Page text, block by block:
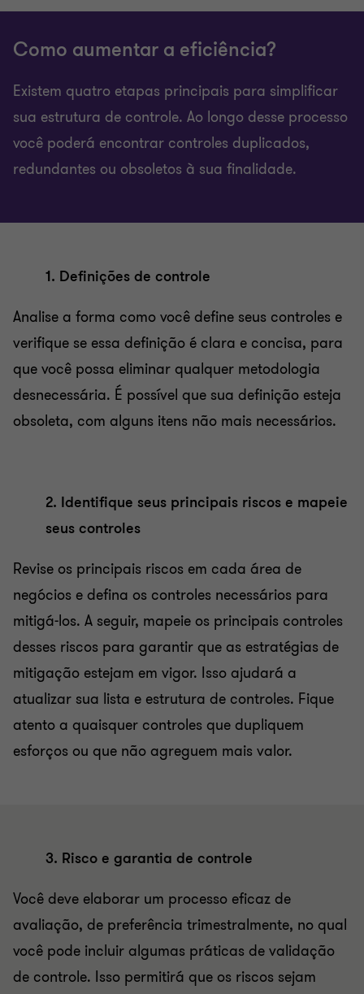
Como aumentar a eficiência?
Existem quatro etapas principais para simplificar
sua estrutura de controle. Ao longo desse processo
você poderá encontrar controles duplicados,
redundantes ou obsoletos à sua finalidade.
1. Definições de controle
Analise a forma como você define seus controles e
verifique se essa definição é clara e concisa, para
que você possa eliminar qualquer metodologia
desnecessária. É possível que sua definição esteja
obsoleta, com alguns itens não mais necessários.
2. Identifique seus principais riscos e mapeie
seus controles
Revise os principais riscos em cada área de
negócios e defina os controles necessários para
mitigá-los. A seguir, mapeie os principais controles
desses riscos para garantir que as estratégias de
mitigação estejam em vigor. Isso ajudará a
atualizar sua lista e estrutura de controles. Fique
atento a quaisquer controles que dupliquem
esforços ou que não agreguem mais valor.
3. Risco e garantia de controle
Você deve elaborar um processo eficaz de
avaliação, de preferência trimestralmente, no qual
você pode incluir algumas práticas de validação
de controle. Isso permitirá que os riscos sejam